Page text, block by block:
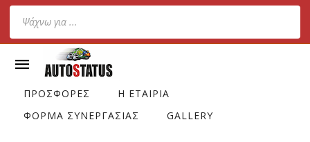
Products
search
ΠΡΟΣΦΟΡΕΣ
Η ΕΤΑΙΡΙΑ
ΦΟΡΜΑ ΣΥΝΕΡΓΑΣΙΑΣ
GALLERY